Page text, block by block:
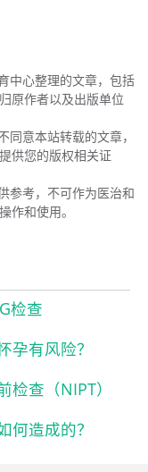
中心整理的文章，包括
原作者以及出版单位
意本站转载的文章，
供您的版权相关证
参考，不可作为医治和
作和使用。
检查
孕有风险？
检查（NIPT）
何造成的？